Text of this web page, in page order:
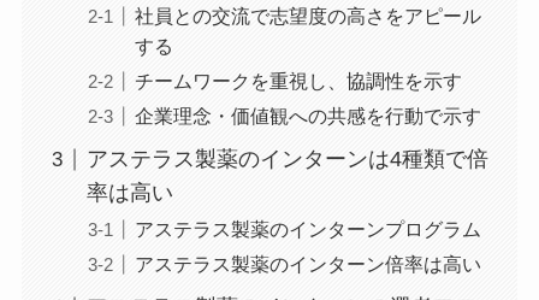
社員との交流で志望度の高さをアピール
する
チームワークを重視し、協調性を示す
企業理念・価値観への共感を行動で示す
アステラス製薬のインターンは4種類で倍
率は高い
アステラス製薬のインターンプログラム
アステラス製薬のインターン倍率は高い